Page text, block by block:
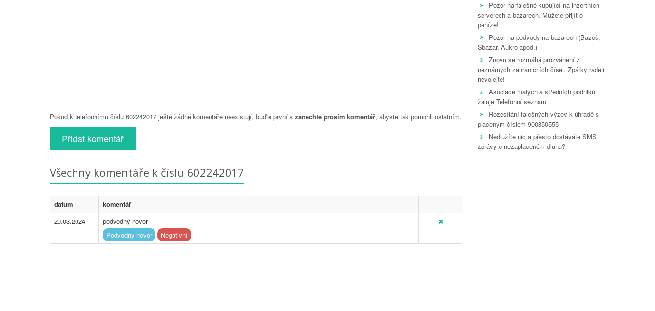
Pokud k telefonnímu číslu 602242017 ještě žádné komentáře neexistují, buďte první a zanechte prosím komentář, abyste tak pomohli ostatním.
Přidat komentář
Všechny komentáře k číslu 602242017
datum
komentář
20.03.2024
podvodný hovor
Podvodný hovor
Negativní
Pozor na falešné kupující na inzertních
serverech a bazarech. Můžete přijít o
peníze!
Pozor na podvody na bazarech (Bazoš,
Sbazar, Aukro apod.)
Znovu se rozmáhá prozvánění z
neznámých zahraničních čísel. Zpátky raději
nevolejte!
Asociace malých a středních podniků
žaluje Telefonní seznam
Rozesílání falešných výzev k úhradě s
placeným číslem 900850555
Nedlužíte nic a přesto dostáváte SMS
zprávy o nezaplaceném dluhu?